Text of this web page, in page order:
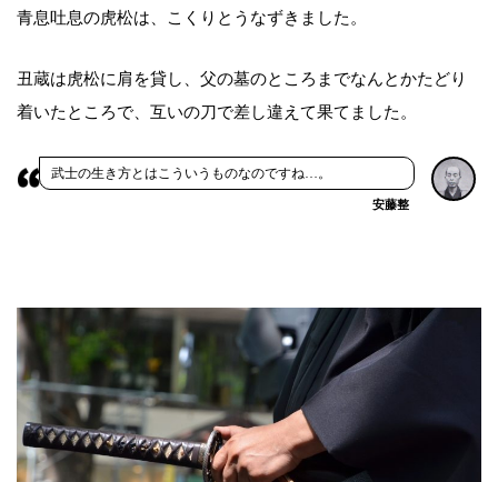
青息吐息の虎松は、こくりとうなずきました。
丑蔵は虎松に肩を貸し、父の墓のところまでなんとかたどり
着いたところで、互いの刀で差し違えて果てました。
武士の生き方とはこういうものなのですね…。
安藤整